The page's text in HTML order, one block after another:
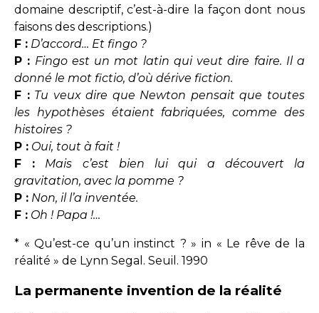
domaine descriptif, c’est-à-dire la façon dont nous
faisons des descriptions.)
F : D’accord… Et fingo ?
P : Fingo est un mot latin qui veut dire faire. Il a
donné le mot fictio, d’où dérive fiction.
F : Tu veux dire que Newton pensait que toutes
les hypothèses étaient fabriquées, comme des
histoires ?
P : Oui, tout à fait !
F :
Mais c’est bien lui qui a découvert la
gravitation, avec la pomme ?
P : Non, il l’a inventée.
F : Oh ! Papa !…
* « Qu’est-ce qu’un instinct ? » in « Le rêve de la
réalité » de Lynn Segal. Seuil. 1990
La permanente invention de la réalité